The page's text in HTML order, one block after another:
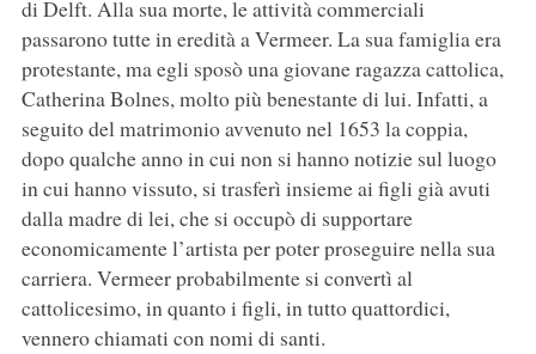
di Delft. Alla sua morte, le attività commerciali
passarono tutte in eredità a Vermeer. La sua famiglia era
protestante, ma egli sposò una giovane ragazza cattolica,
Catherina Bolnes, molto più benestante di lui. Infatti, a
seguito del matrimonio avvenuto nel 1653 la coppia,
dopo qualche anno in cui non si hanno notizie sul luogo
in cui hanno vissuto, si trasferì insieme ai figli già avuti
dalla madre di lei, che si occupò di supportare
economicamente l’artista per poter proseguire nella sua
carriera. Vermeer probabilmente si convertì al
cattolicesimo, in quanto i figli, in tutto quattordici,
vennero chiamati con nomi di santi.